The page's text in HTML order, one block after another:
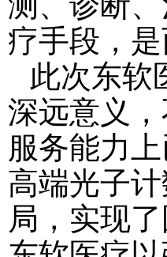
疗手段，
此次东软
深远意义
服务能力
高端光子
局，实现